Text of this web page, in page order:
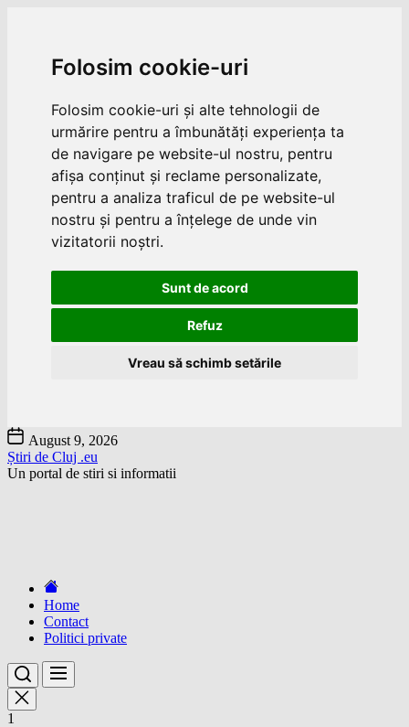
Folosim cookie-uri
Folosim cookie-uri și alte tehnologii de
urmărire pentru a îmbunătăți experiența ta
de navigare pe website-ul nostru, pentru
afișa conținut și reclame personalizate,
pentru a analiza traficul de pe website-ul
nostru și pentru a înțelege de unde vin
vizitatorii noștri.
Sunt de acord
Refuz
Vreau să schimb setările
Skip
to
the
content
August 9, 2026
Știri de Cluj .eu
Un portal de stiri si informatii
Home
Contact
Politici private
1